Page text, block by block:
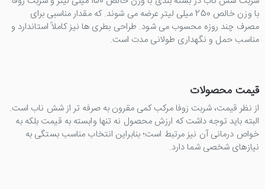
با وزن خالص 250 میلی لیتر عرضه می شوند. که مقدار مناسبی برای
مصرف چند روزه محسوب می شود. طراحی بطری ها نیز کاملاً استاندارد و
مناسب حمل و نگهداری طولانی مدت است.
قیمت محصولات
از نظر قیمت، شربت زوفا مرکب کمی مقرون به صرفه تر از شش ناب است.
البته باید توجه داشت که ارزش محصول نه تنها وابسته به قیمت بلکه به
خواص درمانی آن نیز مرتبط است؛ بنابراین انتخاب مناسب بستگی به
نیازهای شخصی شما دارد.